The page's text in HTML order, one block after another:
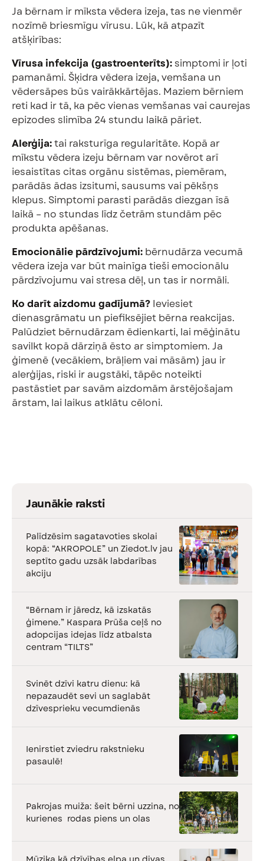
Ja bērnam ir mīksta vēdera izeja, tas ne vienmēr
nozīmē briesmīgu vīrusu. Lūk, kā atpazīt
atšķirības:
Vīrusa infekcija (gastroenterīts): simptomi ir ļoti
pamanāmi. Šķidra vēdera izeja, vemšana un
vēdersāpes būs vairākkārtējas. Maziem bērniem
reti kad ir tā, ka pēc vienas vemšanas vai caurejas
epizodes slimība 24 stundu laikā pāriet.
Alerģija:tai raksturīga regularitāte. Kopā ar
mīkstu vēdera izeju bērnam var novērot arī
iesaistītas citas orgānu sistēmas, piemēram,
parādās ādas izsitumi, sausums vai pēkšņs
klepus. Simptomi parasti parādās diezgan īsā
laikā – no stundas līdz četrām stundām pēc
produkta apēšanas.
Emocionālie pārdzīvojumi: bērnudārza vecumā
vēdera izeja var būt mainīga tieši emocionālu
pārdzīvojumu vai stresa dēļ, un tas ir normāli.
Ko darīt aizdomu gadījumā? Ieviesiet
dienasgrāmatu un piefiksējiet bērna reakcijas.
Palūdziet bērnudārzam ēdienkarti, lai mēģinātu
savilkt kopā dārziņā ēsto ar simptomiem. Ja
ģimenē (vecākiem, brāļiem vai māsām) jau ir
alerģijas, riski ir augstāki, tāpēc noteikti
pastāstiet par savām aizdomām ārstējošajam
ārstam, lai laikus atklātu cēloni.
Jaunākie raksti
Palīdzēsim sagatavoties skolai
kopā: “AKROPOLE” un Ziedot.lv jau
septīto gadu uzsāk labdarības
akciju
“Bērnam ir jāredz, kā izskatās
ģimene.” Kaspara Prūša ceļš no
adopcijas idejas līdz atbalsta
centram “TILTS”
Svinēt dzīvi katru dienu: kā
nepazaudēt sevi un saglabāt
dzīvesprieku vecumdienās
Ienirstiet zviedru rakstnieku
pasaulē!
Pakrojas muiža: šeit bērni uzzina, no
kurienes rodas piens un olas